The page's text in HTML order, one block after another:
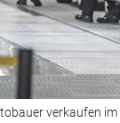
verkaufen